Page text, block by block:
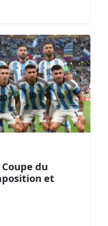
du
et